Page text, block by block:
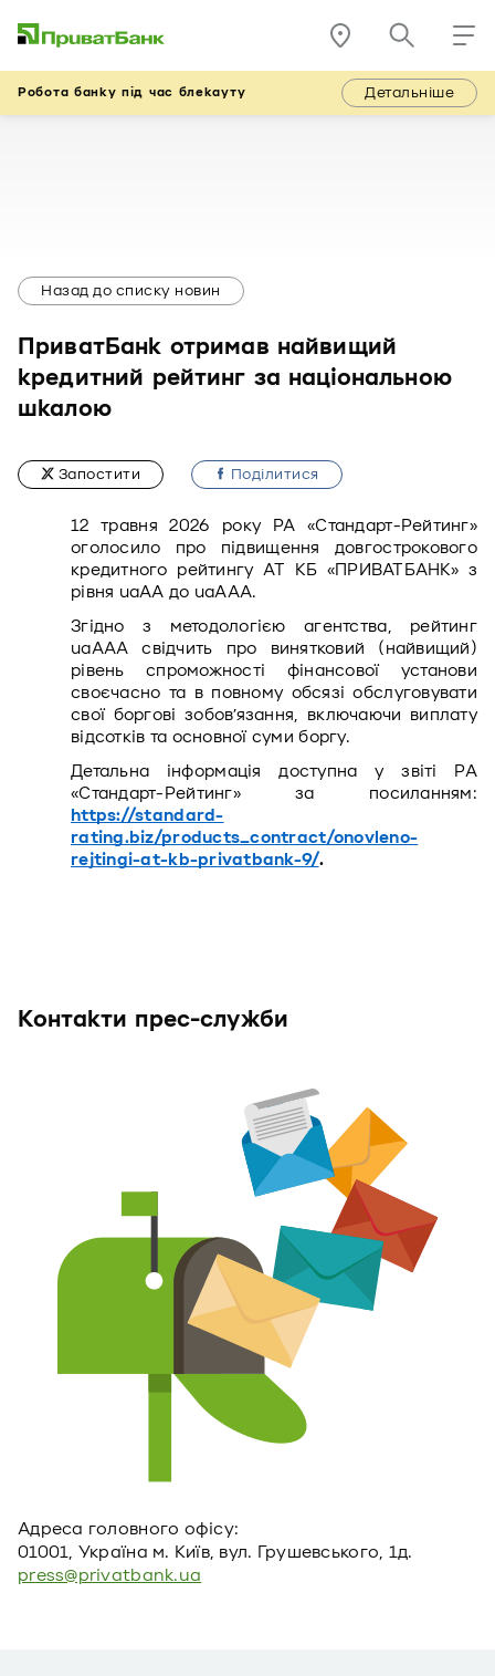
Робота банку під час блекауту Детальніше
Назад до списку новин
ПриватБанк отримав найвищий
кредитний рейтинг за національною
шкалою
Запостити Подiлитися
12 травня 2026 року РА «Стандарт-Рейтинг»
оголосило про підвищення довгострокового
кредитного рейтингу АТ КБ «ПРИВАТБАНК» з
рівня uaАА до uaААА.
Згідно з методологією агентства, рейтинг
uaAАА свідчить про винятковий (найвищий)
рівень спроможності фінансової установи
своєчасно та в повному обсязі обслуговувати
свої боргові зобов’язання, включаючи виплату
відсотків та основної суми боргу.
Детальна інформація доступна у звіті РА
https://standard-
rating.biz/products_contract/onovleno-
rejtingi-at-kb-privatbank-9/.
Контакти прес-служби
Адреса головного офiсу:
01001, Україна м. Київ, вул. Грушевського, 1д.
press@privatbank.ua